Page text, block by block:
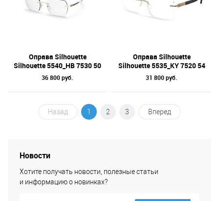
Оправа Silhouette
Silhouette 5540_HB 7530 50
36 800 руб.
Оправа Silhouette
Silhouette 5535_KY 7520 54
31 800 руб.
Назад 1 2 3 Вперед
Новости
Хотите получать новости, полезные статьи
и информацию о новинках?